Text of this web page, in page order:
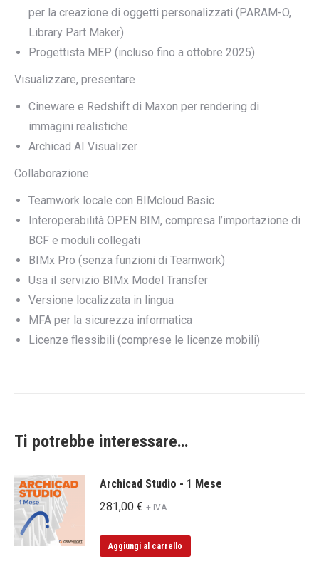
per la creazione di oggetti personalizzati (PARAM-O,
Library Part Maker)
Progettista MEP (incluso fino a ottobre 2025)
Visualizzare, presentare
Cineware e Redshift di Maxon per rendering di
immagini realistiche
Archicad AI Visualizer
Collaborazione
Teamwork locale con BIMcloud Basic
Interoperabilità OPEN BIM, compresa l’importazione di
BCF e moduli collegati
BIMx Pro (senza funzioni di Teamwork)
Usa il servizio BIMx Model Transfer
Versione localizzata in lingua
MFA per la sicurezza informatica
Licenze flessibili (comprese le licenze mobili)
Ti potrebbe interessare…
Archicad Studio - 1 Mese
281,00 € + IVA
Aggiungi al carrello